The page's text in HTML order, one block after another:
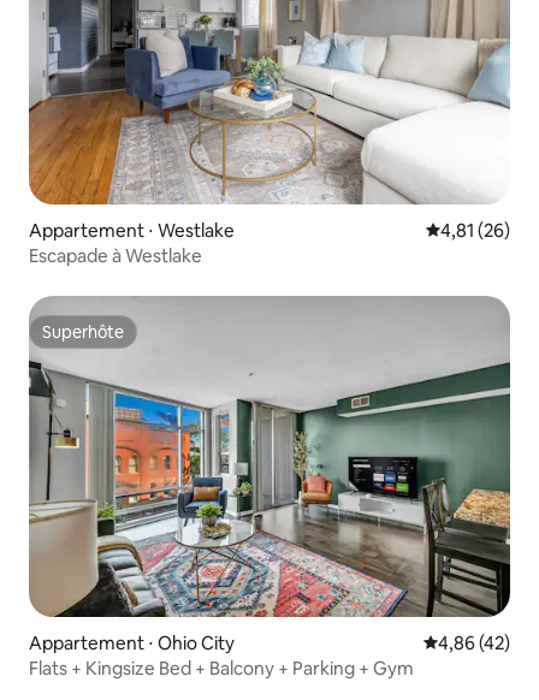
Appartement ⋅ Westlake Évaluation
4,81 (26)
Escapade à Westlake
Superhôte
Superhôte
Appartement ⋅ Ohio City Évaluation
4,86 (42)
Flats + Kingsize Bed + Balcony + Parking + Gym